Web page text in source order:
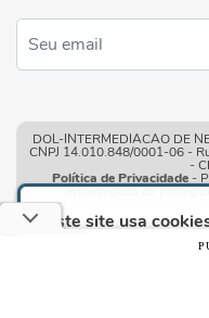
Este site usa
acordo com os
e,
DOL-INTERMEDIACAO DE
CNPJ 14.010.848/0001-06 -
-
Política de Privacidade -
encarregado de